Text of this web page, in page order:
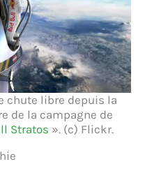
chute libre depuis la
de la campagne de
Stratos ». (c) Flickr.